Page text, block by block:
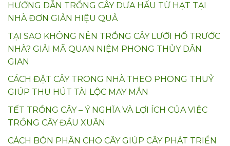
HƯỚNG DẪN TRỒNG CÂY DƯA HẤU TỪ HẠT TẠI
NHÀ ĐƠN GIẢN HIỆU QUẢ
TẠI SAO KHÔNG NÊN TRỒNG CÂY LƯỠI HỔ TRƯỚC
NHÀ? GIẢI MÃ QUAN NIỆM PHONG THỦY DÂN
GIAN
CÁCH ĐẶT CÂY TRONG NHÀ THEO PHONG THUỶ
GIÚP THU HÚT TÀI LỘC MAY MẮN
TẾT TRỒNG CÂY – Ý NGHĨA VÀ LỢI ÍCH CỦA VIỆC
TRỒNG CÂY ĐẦU XUÂN
CÁCH BÓN PHÂN CHO CÂY GIÚP CÂY PHÁT TRIỂN